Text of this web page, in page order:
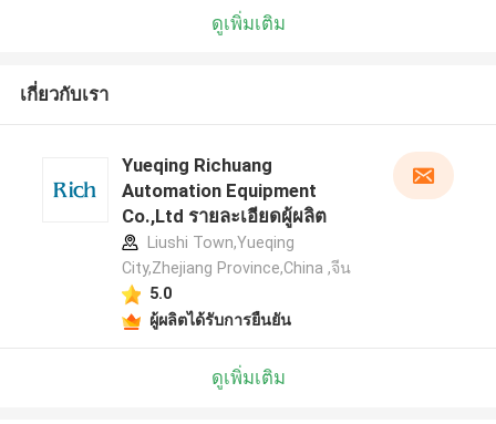
ดูเพิ่มเติม
เกี่ยวกับเรา
Yueqing Richuang
Automation Equipment
Co.,Ltd รายละเอียดผู้ผลิต
Liushi Town,Yueqing
City,Zhejiang Province,China ,จีน
5.0
ผู้ผลิตได้รับการยืนยัน
ดูเพิ่มเติม